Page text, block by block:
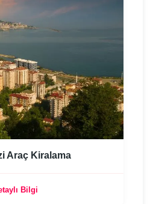
Araç Kiralama
Bilgi